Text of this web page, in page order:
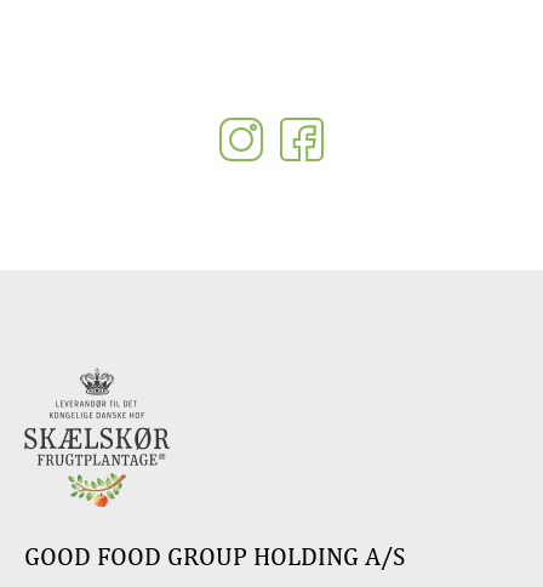
GOOD FOOD GROUP HOLDING A/S